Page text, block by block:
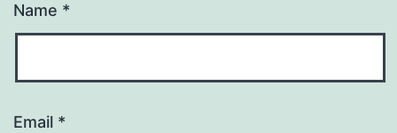
Name *
Email *